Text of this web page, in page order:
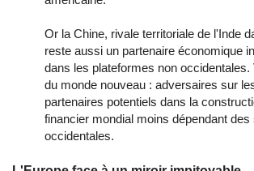
Or la Chine, rivale territoriale de l'Inde
reste aussi un partenaire économique
dans les plateformes non occidentales.
du monde nouveau : adversaires sur
partenaires potentiels dans la
financier mondial moins dépendant des
occidentales.